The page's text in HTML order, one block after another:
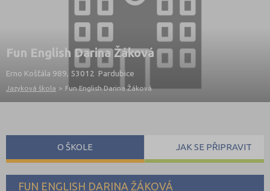
RADY A ČLÁNKY
KONTAKTY
DALŠÍ DRUHY ŠKOL
Fun English Darina Žáková
Erno Košťála 989, 53012 Pardubice
Jazyková škola > Fun English Darina Žáková
FUN ENGLISH DARINA ŽÁKOVÁ
O ŠKOLE JAK SE PŘIPRAVIT